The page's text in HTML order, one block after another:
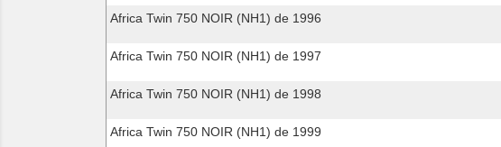
Africa Twin 750 NOIR (NH1) de 1996
Africa Twin 750 NOIR (NH1) de 1997
Africa Twin 750 NOIR (NH1) de 1998
Africa Twin 750 NOIR (NH1) de 1999